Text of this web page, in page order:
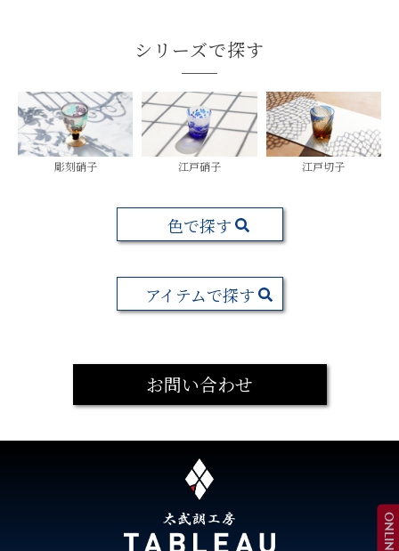
シリーズで探す
彫刻硝子 江戸硝子 江戸切子
色で探す
アイテムで探す
お問い合わせ